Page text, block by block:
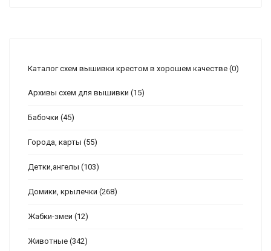
Каталог схем вышивки крестом в хорошем качестве (0)
Архивы схем для вышивки (15)
Бабочки (45)
Города, карты (55)
Детки,ангелы (103)
Домики, крылечки (268)
Жабки-змеи (12)
Животные (342)